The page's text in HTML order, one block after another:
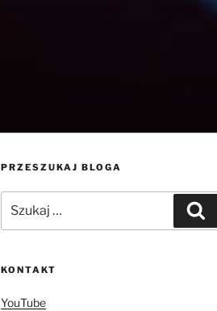
PRZESZUKAJ BLOGA
KONTAKT
YouTube